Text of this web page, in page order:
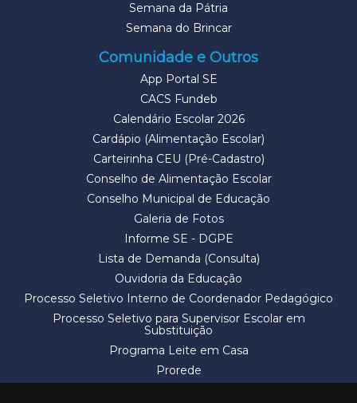
Semana da Pátria
Semana do Brincar
Comunidade e Outros
App Portal SE
CACS Fundeb
Calendário Escolar 2026
Cardápio (Alimentação Escolar)
Carteirinha CEU (Pré-Cadastro)
Conselho de Alimentação Escolar
Conselho Municipal de Educação
Galeria de Fotos
Informe SE - DGPE
Lista de Demanda (Consulta)
Ouvidoria da Educação
Processo Seletivo Interno de Coordenador Pedagógico
Processo Seletivo para Supervisor Escolar em
Substituição
Programa Leite em Casa
Prorede